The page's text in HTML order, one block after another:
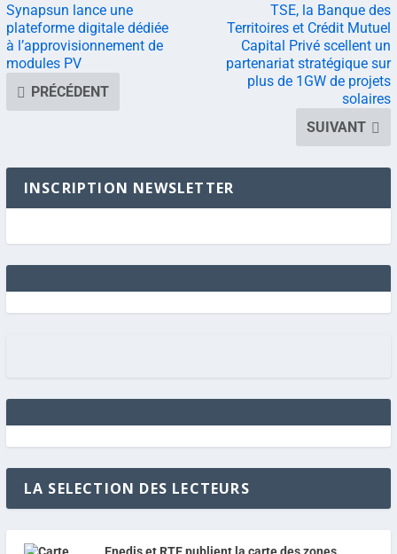
Synapsun lance une
plateforme digitale dédiée
à l’approvisionnement de
modules PV
PRÉCÉDENT
TSE, la Banque des
Territoires et Crédit Mutuel
Capital Privé scellent un
partenariat stratégique sur
plus de 1GW de projets
solaires
SUIVANT
INSCRIPTION NEWSLETTER
LA SELECTION DES LECTEURS
Enedis et RTE publient la carte des zones